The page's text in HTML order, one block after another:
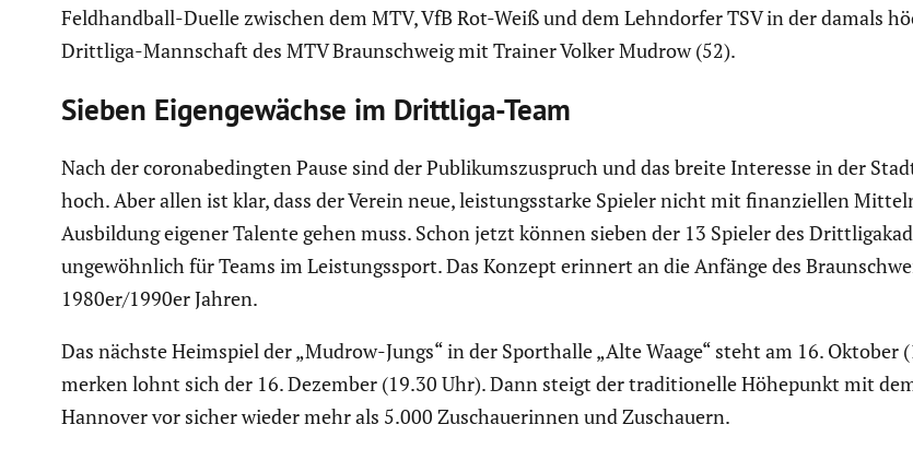
Feldhand­ball-Duelle zwischen dem MTV, VfB Rot-Weiß und dem Lehndorfer TSV in der damals
Drittliga-Mannschaft des MTV Braun­schweig mit Trainer Volker Mudrow (52).
Sieben Eigen­ge­wächse im Drittliga-Team
Nach der coronabe­dingten Pause sind der Publi­kums­zu­spruch und das breite Interesse in der
hoch. Aber allen ist klar, dass der Verein neue, leistungs­starke Spieler nicht mit finan­zi­ellen
Ausbil­dung eigener Talente gehen muss. Schon jetzt können sieben der 13 Spieler des
ungewöhn­lich für Teams im Leistungs­sport. Das Konzept erinnert an die Anfänge des
1980er/1990er Jahren.
Das nächste Heimspiel der „Mudrow-Jungs“ in der Sport­halle „Alte Waage“ steht am 16.
merken lohnt sich der 16. Dezember (19.30 Uhr). Dann steigt der tradi­tio­nelle Höhepunkt mit
Hannover vor sicher wieder mehr als 5.000 Zuschaue­rinnen und Zuschauern.